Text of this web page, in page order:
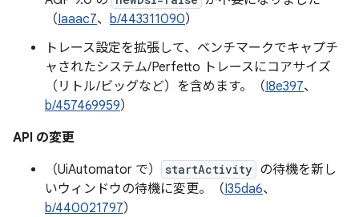
（Iaaac7、 b/443311090）
トレース設定を拡張して、ベンチマークでキャプチ
ャされたシステム/Perfetto トレースにコアサイズ
（リトル/ビッグなど）を含めます。（I8e397、
b/457469959）
API の変更
（UiAutomator で）
startActivity の待機を新し
いウィンドウの待機に変更。（I35da6、
b/440021797）